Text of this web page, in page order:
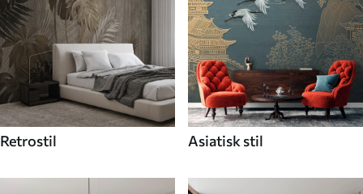
Retrostil Asiatisk stil